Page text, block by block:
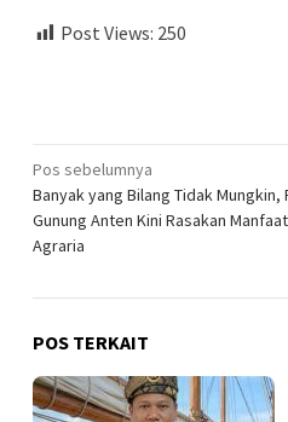
Post Views: 250
Navigasi
pos
Pos sebelumnya
Banyak yang Bilang Tidak Mungkin,
Gunung Anten Kini Rasakan
Agraria
POS TERKAIT